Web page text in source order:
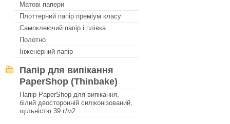
Матові папери
Плоттерний папір преміум класу
Самоклеючий папір і плівка
Полотно
Інженерний папір
Папір для випікання
PaperShop (Thinbake)
Папір PaperShop для випікання,
білий двосторонній силіконізований,
щільністю 39 г/м2